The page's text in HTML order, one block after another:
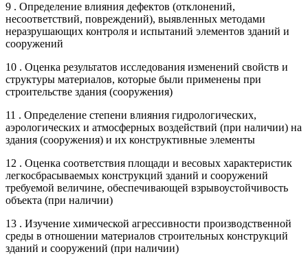
9 . Определение влияния дефектов (отклонений,
несоответствий, повреждений), выявленных методами
неразрушающих контроля и испытаний элементов зданий и
сооружений
10 . Оценка результатов исследования изменений свойств и
структуры материалов, которые были применены при
строительстве здания (сооружения)
11 . Определение степени влияния гидрологических,
аэрологических и атмосферных воздействий (при наличии) на
здания (сооружения) и их конструктивные элементы
12 . Оценка соответствия площади и весовых характеристик
легкосбрасываемых конструкций зданий и сооружений
требуемой величине, обеспечивающей взрывоустойчивость
объекта (при наличии)
13 . Изучение химической агрессивности производственной
среды в отношении материалов строительных конструкций
зданий и сооружений (при наличии)